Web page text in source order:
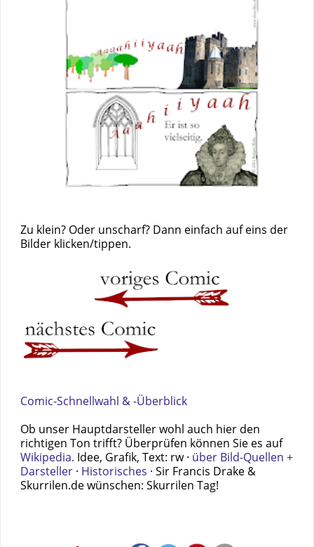
Zu klein? Oder unscharf? Dann einfach auf eins der
Bilder klicken/tippen.
Comic-Schnellwahl & -Überblick
Ob unser Hauptdarsteller wohl auch hier den
richtigen Ton trifft? Überprüfen können Sie es auf
Wikipedia. Idee, Grafik, Text: rw · über Bild-Quellen +
Darsteller · Historisches · Sir Francis Drake &
Skurrilen.de wünschen: Skurrilen Tag!